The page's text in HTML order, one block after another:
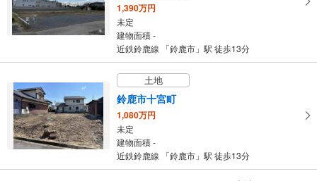
1,390万円
未定
建物面積 -
近鉄鈴鹿線 「鈴鹿市」駅 徒歩13分
土地
鈴鹿市十宮町
1,080万円
未定
建物面積 -
近鉄鈴鹿線 「鈴鹿市」駅 徒歩13分